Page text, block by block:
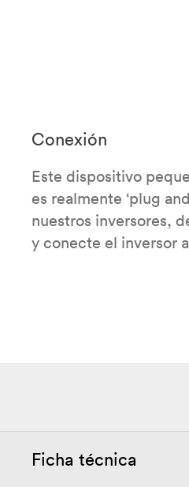
Conexión
Este dispositivo
es realmente ‘plug
nuestros inversores,
y conecte el inversor
Ficha técnica